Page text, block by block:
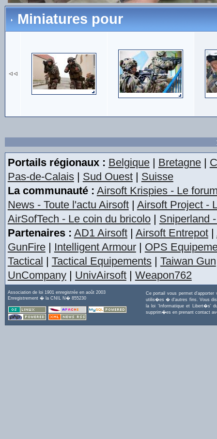
Miniatures pour
Portails régionaux : Belgique| Bretagne|
Pas-de-Calais| Sud Ouest| Suisse
La communauté : Airsoft Krispies - Le
News - Toute l'actu Airsoft| Airsoft Project -
AirSofTech - Le coin du bricolo| Sniperland
Partenaires : AD1 Airsoft| Airsoft Entrepot|
GunFire| Intelligent Armour| OPS
Tactical | Tactical Equipements| Taiwan Gun
UnCompany| UnivAirsoft| Weapon762
Association de loi 1901 enregistrée en août 2003
Enregistrement � la CNIL N� 855230
Ce portail vous permet
utilis�es � d'autres fins. Vous
la loi 'Informatique et Libert�s'
supprim�es en prenant contact